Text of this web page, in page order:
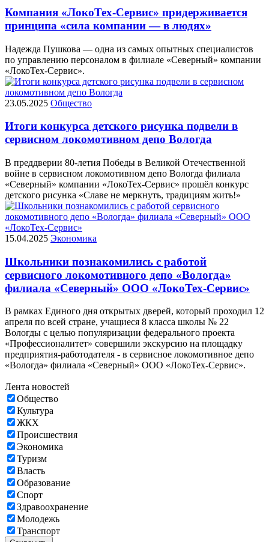
Компания «ЛокоТех-Сервис» придерживается
принципа «сила компании — в людях»
Надежда Пушкова — одна из самых опытных специалистов
по управлению персоналом в филиале «Северный» компании
«ЛокоТех-Сервис».
23.05.2025 Общество
Итоги конкурса детского рисунка подвели в
сервисном локомотивном депо Вологда
В преддверии 80-летия Победы в Великой Отечественной
войне в сервисном локомотивном депо Вологда филиала
«Северный» компании «ЛокоТех-Сервис» прошёл конкурс
детского рисунка «Славе не меркнуть, традициям жить!»
15.04.2025 Экономика
Школьники познакомились с работой
сервисного локомотивного депо «Вологда»
филиала «Северный» ООО «ЛокоТех-Сервис»
В рамках Единого дня открытых дверей, который проходил 12
апреля по всей стране, учащиеся 8 класса школы № 22
Вологды с целью популяризации федерального проекта
«Профессионалитет» совершили экскурсию на площадку
предприятия-работодателя - в сервисное локомотивное депо
«Вологда» филиала «Северный» ООО «ЛокоТех-Сервис».
Лента новостей
Общество
Культура
ЖКХ
Происшествия
Экономика
Туризм
Власть
Образование
Спорт
Здравоохранение
Молодежь
Транспорт